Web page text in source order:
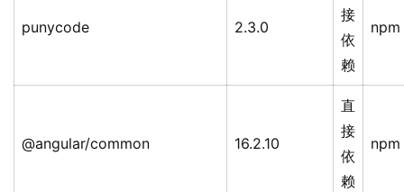
punycode 2.3.0
接
依
赖
npm
@angular/common 16.2.10
直
接
依
赖
npm